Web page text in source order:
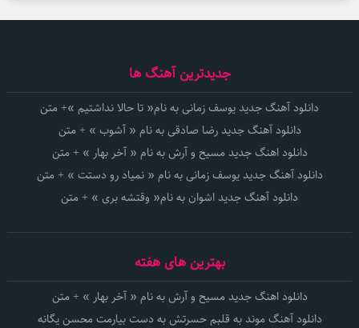
جدیدترین آهنگ ها
دانلود آهنگ جدید یوسف زمانی به نام« تا حالا نداشتیم »+ متن
دانلود آهنگ جدید رضا صادقی به نام « آشوب » + متن
دانلود اهنگ جدید مسیح و آرش به نام « آخر بهار » + متن
دانلود آهنگ جدید یوسف زمانی به نام « نمیاد رو دستت » + متن
دانلود آهنگ جدید اشوان به نام« وقتشه بری » + متن
بهترین های هفته
دانلود اهنگ جدید مسیح و آرش به نام « آخر بهار » + متن
دانلود آهنگ موند به قلبم حسرتش به دست بیارمت محسن یگانه